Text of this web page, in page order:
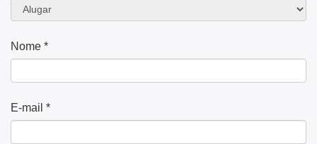
Nome *
E-mail *